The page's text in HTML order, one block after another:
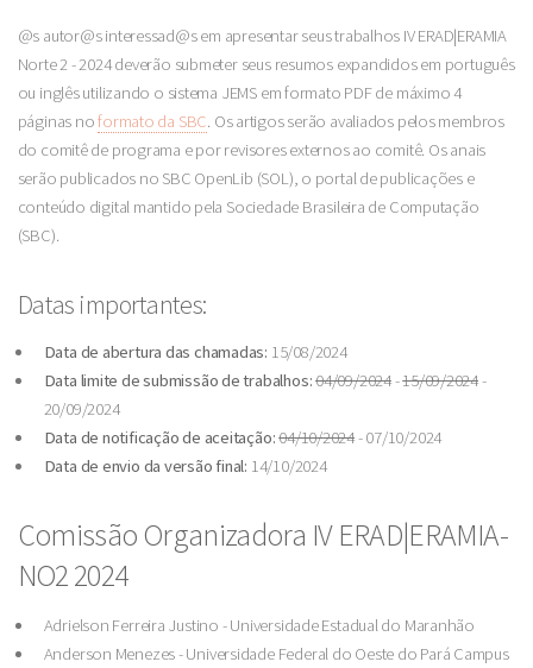
@s autor@s interessad@s em apresentar seus trabalhos IV ERAD|ERAMIA
Norte 2 - 2024 deverão submeter seus resumos expandidos em português
ou inglês utilizando o sistema JEMS em formato PDF de máximo 4
páginas noformato da SBC. Os artigos serão avaliados pelos membros
do comitê de programa e por revisores externos ao comitê. Os anais
serão publicados no SBC OpenLib (SOL), o portal de publicações e
conteúdo digital mantido pela Sociedade Brasileira de Computação
(SBC).
Datas importantes:
Data de abertura das chamadas: 15/08/2024
Data limite de submissão de trabalhos:04/09/2024-15/09/2024-
20/09/2024
Data de notificação de aceitação:04/10/2024- 07/10/2024
Data de envio da versão final: 14/10/2024
Comissão Organizadora IV ERAD|ERAMIA-
NO2 2024
Adrielson Ferreira Justino - Universidade Estadual do Maranhão
Anderson Menezes - Universidade Federal do Oeste do Pará Campus